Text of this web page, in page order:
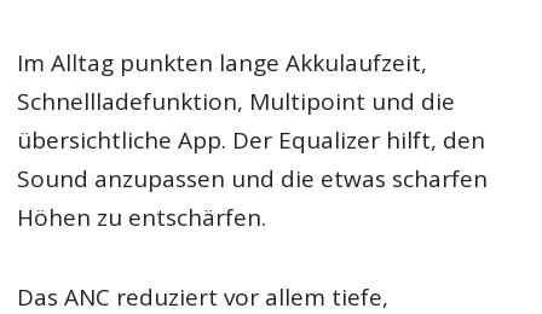
Im Alltag punkten lange Akkulaufzeit,
Schnellladefunktion, Multipoint und die
übersichtliche App. Der Equalizer hilft, den
Sound anzupassen und die etwas scharfen
Höhen zu entschärfen.
Das ANC reduziert vor allem tiefe,